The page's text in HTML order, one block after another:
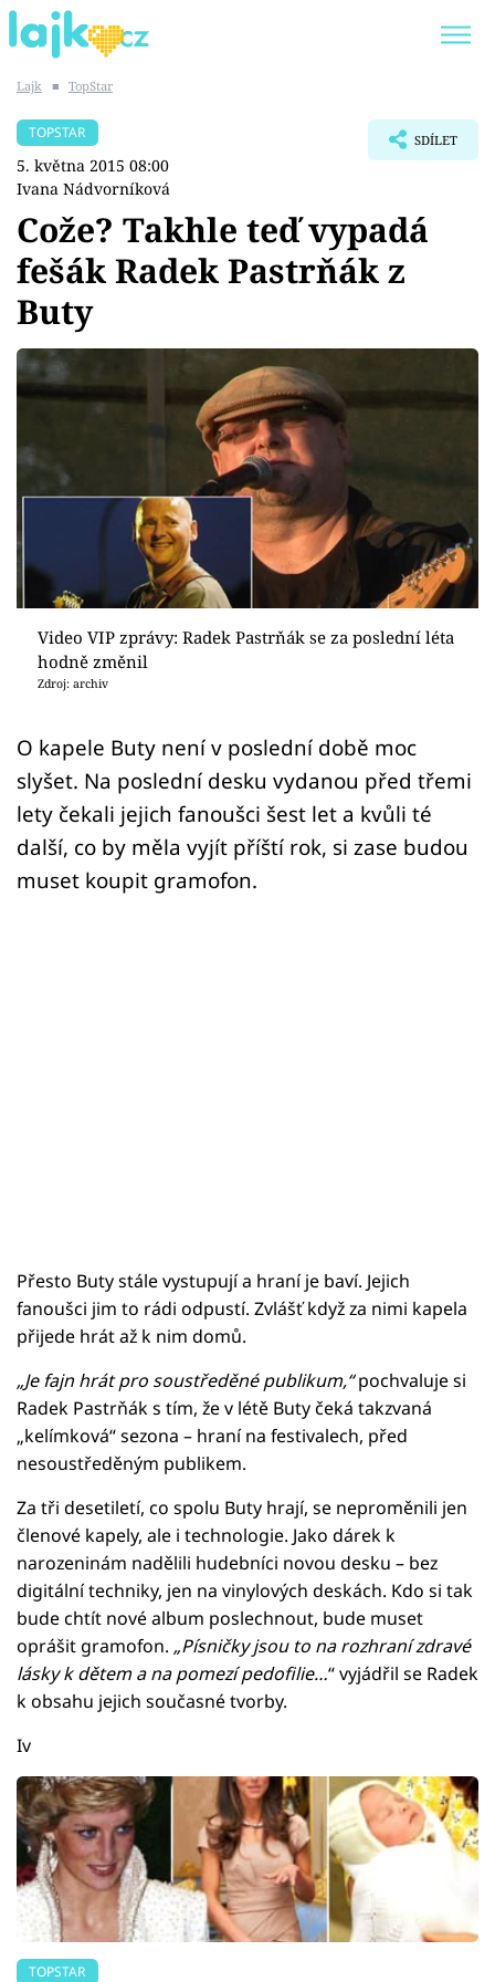
SHOPAHOLICADEL
Témata
Showbyznys
Youtubeři
Virály
Sex a vztahy
Sledujte prima+
Přihlášení
Sledujte nás
Lajk ■ TopStar
TOPSTAR
5. května 2015 08:00
Ivana Nádvorníková
SDÍLET
Cože? Takhle teď vypadá
fešák Radek Pastrňák z
Buty
Video VIP zprávy: Radek Pastrňák se za poslední léta
hodně změnil
Zdroj: archiv
O kapele Buty není v poslední době moc
slyšet. Na poslední desku vydanou před třemi
lety čekali jejich fanoušci šest let a kvůli té
další, co by měla vyjít příští rok, si zase budou
muset koupit gramofon.
Přesto Buty stále vystupují a hraní je baví. Jejich
fanoušci jim to rádi odpustí. Zvlášť když za nimi kapela
přijede hrát až k nim domů.
„Je fajn hrát pro soustředěné publikum,“pochvaluje si
Radek Pastrňák s tím, že v létě Buty čeká takzvaná
„kelímková“ sezona – hraní na festivalech, před
nesoustředěným publikem.
Za tři desetiletí, co spolu Buty hrají, se neproměnili jen
členové kapely, ale i technologie. Jako dárek k
narozeninám nadělili hudebníci novou desku – bez
digitální techniky, jen na vinylových deskách. Kdo si tak
bude chtít nové album poslechnout, bude muset
oprášit gramofon. „Písničky jsou to na rozhraní zdravé
lásky k dětem a na pomezí pedofilie…“ vyjádřil se Radek
k obsahu jejich současné tvorby.
Iv
TOPSTAR